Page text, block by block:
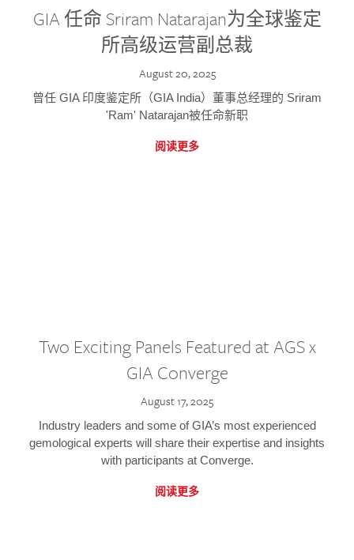
GIA 任命 Sriram Natarajan为全球鉴定
所高级运营副总裁
August 20, 2025
曾任 GIA 印度鉴定所（GIA India）董事总经理的 Sriram
'Ram' Natarajan被任命新职
阅读更多
Two Exciting Panels Featured at AGS x
GIA Converge
August 17, 2025
Industry leaders and some of GIA’s most experienced
gemological experts will share their expertise and insights
with participants at Converge.
阅读更多